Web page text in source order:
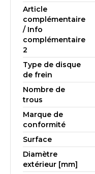
Article
complémentaire
/ Info
complémentaire
2
Type de disque
de frein
Nombre de
trous
Marque de
conformité
Surface
Diamètre
extérieur [mm]